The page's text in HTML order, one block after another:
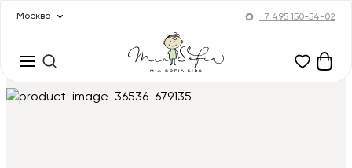
Москва +7 495 150-54-02